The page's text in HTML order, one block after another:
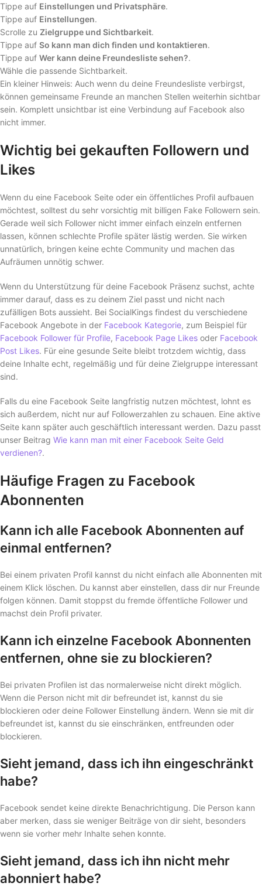
Tippe auf Einstellungen und Privatsphäre.
Tippe auf Einstellungen.
Scrolle zu Zielgruppe und Sichtbarkeit.
Tippe auf So kann man dich finden und kontaktieren.
Tippe auf Wer kann deine Freundesliste sehen?.
Wähle die passende Sichtbarkeit.
Ein kleiner Hinweis: Auch wenn du deine Freundesliste verbirgst,
können gemeinsame Freunde an manchen Stellen weiterhin sichtbar
sein. Komplett unsichtbar ist eine Verbindung auf Facebook also
nicht immer.
Wichtig bei gekauften Followern und
Likes
Wenn du eine Facebook Seite oder ein öffentliches Profil aufbauen
möchtest, solltest du sehr vorsichtig mit billigen Fake Followern sein.
Gerade weil sich Follower nicht immer einfach einzeln entfernen
lassen, können schlechte Profile später lästig werden. Sie wirken
unnatürlich, bringen keine echte Community und machen das
Aufräumen unnötig schwer.
Wenn du Unterstützung für deine Facebook Präsenz suchst, achte
immer darauf, dass es zu deinem Ziel passt und nicht nach
zufälligen Bots aussieht. Bei SocialKings findest du verschiedene
Facebook Angebote in der Facebook Kategorie, zum Beispiel für
Facebook Follower für Profile, Facebook Page Likes oder Facebook
Post Likes. Für eine gesunde Seite bleibt trotzdem wichtig, dass
deine Inhalte echt, regelmäßig und für deine Zielgruppe interessant
sind.
Falls du eine Facebook Seite langfristig nutzen möchtest, lohnt es
sich außerdem, nicht nur auf Followerzahlen zu schauen. Eine aktive
Seite kann später auch geschäftlich interessant werden. Dazu passt
unser Beitrag Wie kann man mit einer Facebook Seite Geld
verdienen?.
Häufige Fragen zu Facebook
Abonnenten
Kann ich alle Facebook Abonnenten auf
einmal entfernen?
Bei einem privaten Profil kannst du nicht einfach alle Abonnenten mit
einem Klick löschen. Du kannst aber einstellen, dass dir nur Freunde
folgen können. Damit stoppst du fremde öffentliche Follower und
machst dein Profil privater.
Kann ich einzelne Facebook Abonnenten
entfernen, ohne sie zu blockieren?
Bei privaten Profilen ist das normalerweise nicht direkt möglich.
Wenn die Person nicht mit dir befreundet ist, kannst du sie
blockieren oder deine Follower Einstellung ändern. Wenn sie mit dir
befreundet ist, kannst du sie einschränken, entfreunden oder
blockieren.
Sieht jemand, dass ich ihn eingeschränkt
habe?
Facebook sendet keine direkte Benachrichtigung. Die Person kann
aber merken, dass sie weniger Beiträge von dir sieht, besonders
wenn sie vorher mehr Inhalte sehen konnte.
Sieht jemand, dass ich ihn nicht mehr
abonniert habe?